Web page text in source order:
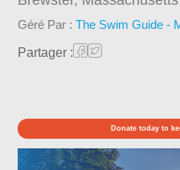
Géré Par :The Swim Guide -
Partager :
Donate today to